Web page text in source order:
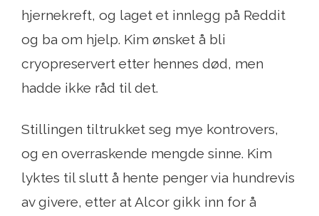
hjernekreft, og laget et innlegg på Reddit
og ba om hjelp. Kim ønsket å bli
cryopreservert etter hennes død, men
hadde ikke råd til det.
Stillingen tiltrukket seg mye kontrovers,
og en overraskende mengde sinne. Kim
lyktes til slutt å hente penger via hundrevis
av givere, etter at Alcor gikk inn for å